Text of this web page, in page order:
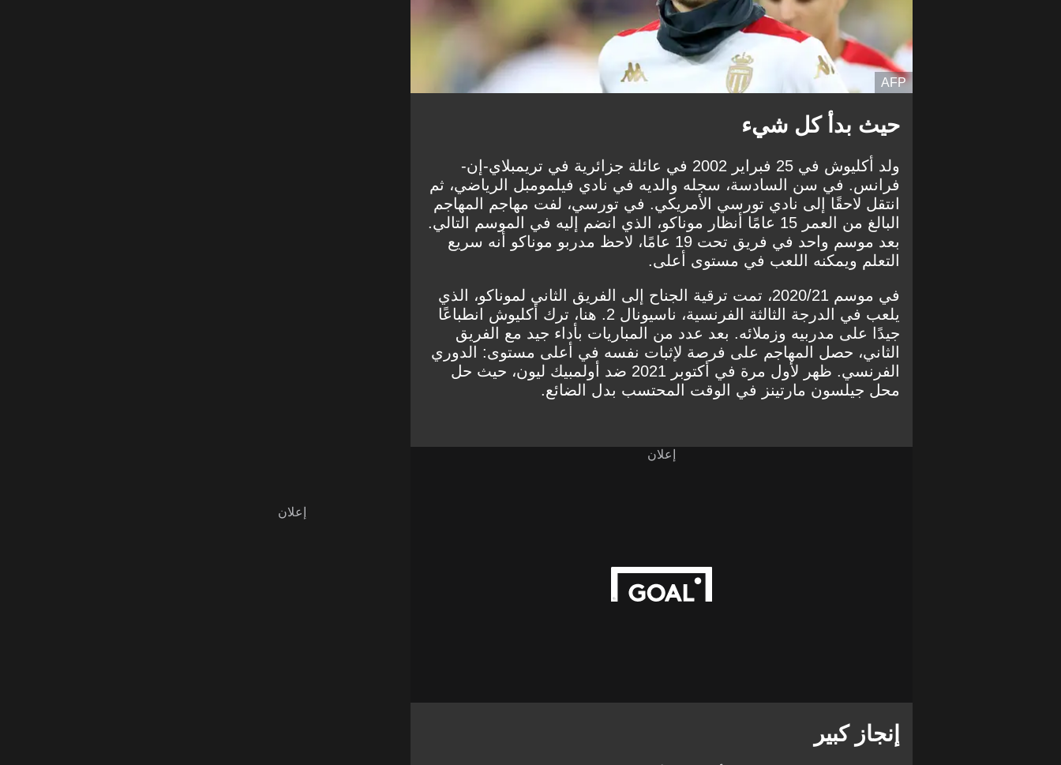
AFP
حيث بدأ كل شيء
ولد أكليوش في 25 فبراير 2002 في عائلة جزائرية في تريمبلاي-إن-
فرانس. في سن السادسة، سجله والديه في نادي فيلمومبل الرياضي، ثم
انتقل لاحقًا إلى نادي تورسي الأمريكي. في تورسي، لفت مهاجم المهاجم
البالغ من العمر 15 عامًا أنظار موناكو، الذي انضم إليه في الموسم التالي.
بعد موسم واحد في فريق تحت 19 عامًا، لاحظ مدربو موناكو أنه سريع
التعلم ويمكنه اللعب في مستوى أعلى.
في موسم 2020/21، تمت ترقية الجناح إلى الفريق الثاني لموناكو، الذي
يلعب في الدرجة الثالثة الفرنسية، ناسيونال 2. هنا، ترك أكليوش انطباعًا
جيدًا على مدربيه وزملائه. بعد عدد من المباريات بأداء جيد مع الفريق
الثاني، حصل المهاجم على فرصة لإثبات نفسه في أعلى مستوى: الدوري
الفرنسي. ظهر لأول مرة في أكتوبر 2021 ضد أولمبيك ليون، حيث حل
محل جيلسون مارتينز في الوقت المحتسب بدل الضائع.
إعلان
إنجاز كبير